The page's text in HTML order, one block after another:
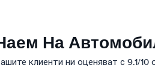
На
клиенти ни оценяват с 9.1/10